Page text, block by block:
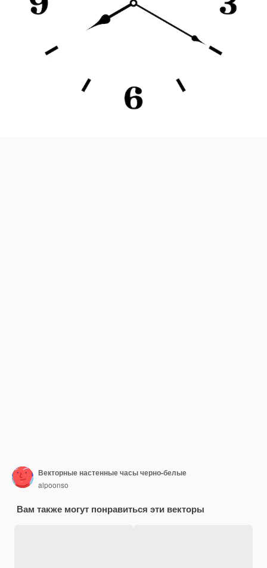
Векторные настенные часы черно-белые
alpoonso
Вам также могут понравиться эти векторы